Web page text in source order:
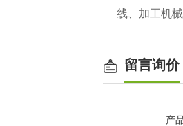
线、加工机
留言询价
产